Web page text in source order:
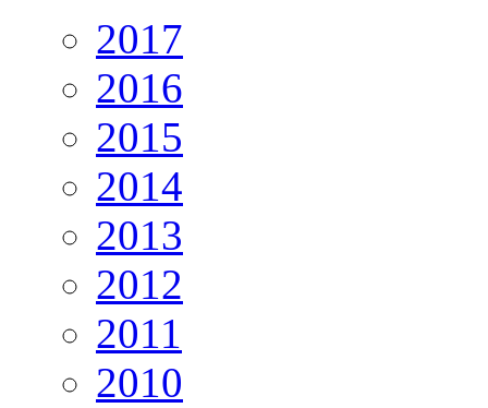
2017
2016
2015
2014
2013
2012
2011
2010